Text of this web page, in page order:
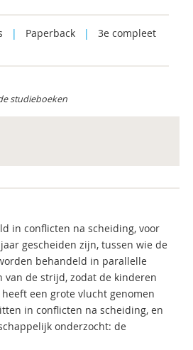
| Paperback |
3e compleet
studieboeken
in conflicten na scheiding, voor
gescheiden zijn, tussen wie de
behandeld in parallelle
de strijd, zodat de kinderen
een grote vlucht genomen
in conflicten na scheiding, en
onderzocht: de